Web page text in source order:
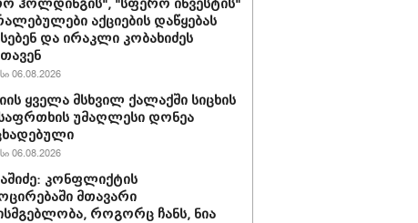
ჰოლდინგის", "სფერო ინვესტის"
აქციების დაწყებას
და ირაკლი კობახიძეს
06.08.2026
ყველა მსხვილ ქალაქში სიცხის
უმაღლესი დონეა
06.08.2026
კონფლიქტის
მთავარი
როგორც ჩანს, ნია